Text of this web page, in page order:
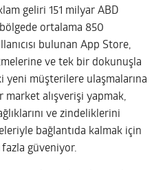
geliri 151 milyar ABD
ortalama 850
bulunan App Store,
ve tek bir dokunuşla
yeni müşterilere ulaşmalarına
market alışverişi yapmak,
ve zindeliklerini
bağlantıda kalmak için
güveniyor.